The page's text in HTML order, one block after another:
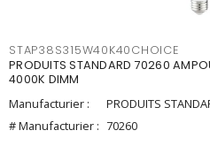
STAP38S315W40K40CHOICE
PRODUITS STANDARD 70260
4000K DIMM
Manufacturier :
PRODUITS
# Manufacturier : 70260